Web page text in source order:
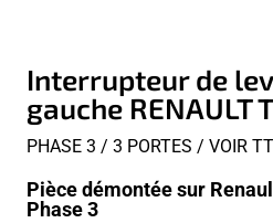
Interrupteur de
gauche RENAULT
PHASE 3 / 3 PORTES / VOIR
Pièce démontée sur
Phase 3